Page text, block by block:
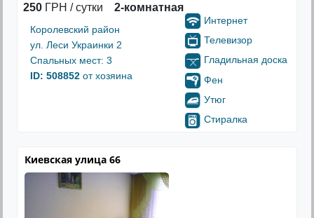
250 ГРН / сутки 2-комнатная
Королевский район
ул. Леси Украинки 2
Спальных мест: 3
ID: 508852 от хозяина
Интернет
Телевизор
Гладильная доска
Фен
Утюг
Стиралка
Киевская улица 66